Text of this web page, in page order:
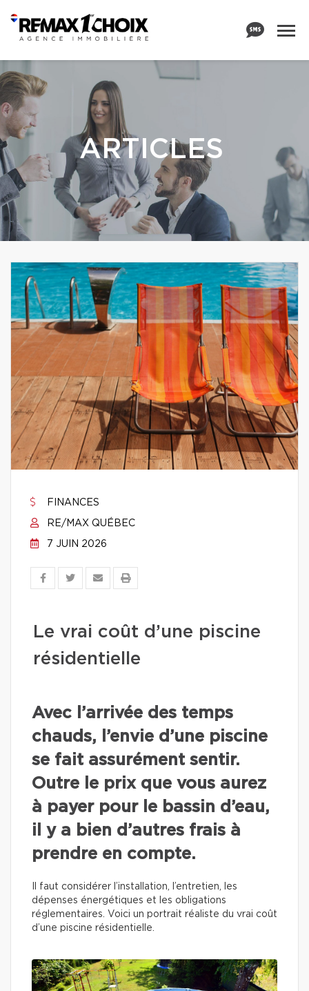
ARTICLES
FINANCES
RE/MAX QUÉBEC
7 JUIN 2026
Le vrai coût d’une piscine
résidentielle
Avec l’arrivée des temps
chauds, l’envie d’une piscine
se fait assurément sentir.
Outre le prix que vous aurez
à payer pour le bassin d’eau,
il y a bien d’autres frais à
prendre en compte.
Il faut considérer l’installation, l’entretien, les
dépenses énergétiques et les obligations
réglementaires. Voici un portrait réaliste du vrai coût
d’une piscine résidentielle.